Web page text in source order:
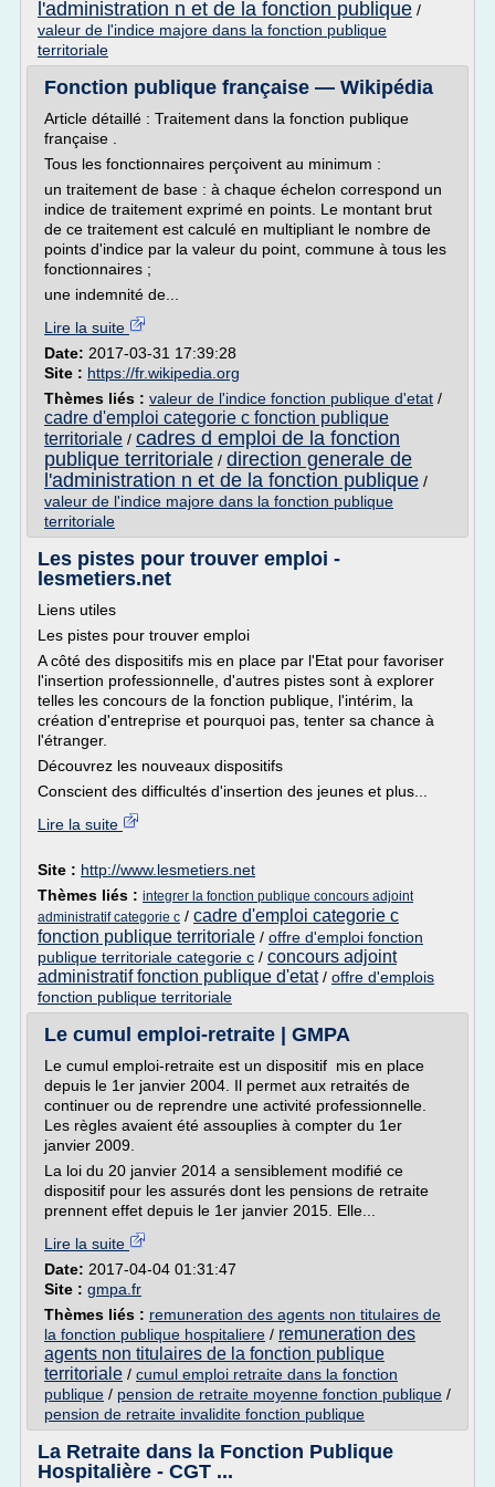
l'administration n et de la fonction publique /
valeur de l'indice majore dans la fonction publique
territoriale
Fonction publique française — Wikipédia
Article détaillé : Traitement dans la fonction publique
française .
Tous les fonctionnaires perçoivent au minimum :
un traitement de base : à chaque échelon correspond un
indice de traitement exprimé en points. Le montant brut
de ce traitement est calculé en multipliant le nombre de
points d'indice par la valeur du point, commune à tous les
fonctionnaires ;
une indemnité de...
Lire la suite
Date: 2017-03-31 17:39:28
Site : https://fr.wikipedia.org
Thèmes liés : valeur de l'indice fonction publique d'etat /
cadre d'emploi categorie c fonction publique
territoriale / cadres d emploi de la fonction
publique territoriale / direction generale de
l'administration n et de la fonction publique /
valeur de l'indice majore dans la fonction publique
territoriale
Les pistes pour trouver emploi -
lesmetiers.net
Liens utiles
Les pistes pour trouver emploi
A côté des dispositifs mis en place par l'Etat pour favoriser
l'insertion professionnelle, d'autres pistes sont à explorer
telles les concours de la fonction publique, l'intérim, la
création d'entreprise et pourquoi pas, tenter sa chance à
l'étranger.
Découvrez les nouveaux dispositifs
Conscient des difficultés d'insertion des jeunes et plus...
Lire la suite
Site : http://www.lesmetiers.net
Thèmes liés : integrer la fonction publique concours adjoint
administratif categorie c / cadre d'emploi categorie c
fonction publique territoriale / offre d'emploi fonction
publique territoriale categorie c / concours adjoint
administratif fonction publique d'etat/ offre d'emplois
fonction publique territoriale
Le cumul emploi-retraite | GMPA
Le cumul emploi-retraite est un dispositif mis en place
depuis le 1er janvier 2004. Il permet aux retraités de
continuer ou de reprendre une activité professionnelle.
Les règles avaient été assouplies à compter du 1er
janvier 2009.
La loi du 20 janvier 2014 a sensiblement modifié ce
dispositif pour les assurés dont les pensions de retraite
prennent effet depuis le 1er janvier 2015. Elle...
Lire la suite
Date: 2017-04-04 01:31:47
Site : gmpa.fr
Thèmes liés : remuneration des agents non titulaires de
la fonction publique hospitaliere / remuneration des
agents non titulaires de la fonction publique
territoriale / cumul emploi retraite dans la fonction
publique / pension de retraite moyenne fonction publique /
pension de retraite invalidite fonction publique
La Retraite dans la Fonction Publique
Hospitalière - CGT ...